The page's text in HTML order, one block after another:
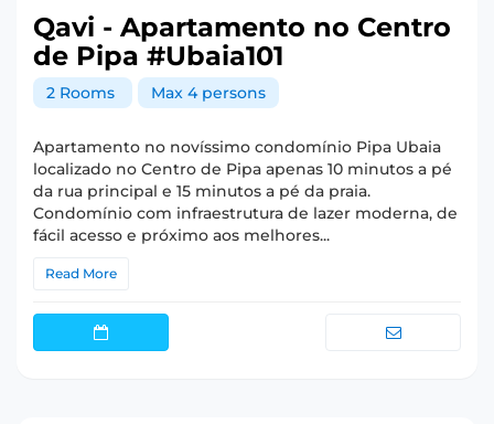
Qavi - Apartamento no Centro
de Pipa #Ubaia101
2 Rooms Max 4 persons
Apartamento no novíssimo condomínio Pipa Ubaia
localizado no Centro de Pipa apenas 10 minutos a pé
da rua principal e 15 minutos a pé da praia.
Condomínio com infraestrutura de lazer moderna, de
fácil acesso e próximo aos melhores...
Read More